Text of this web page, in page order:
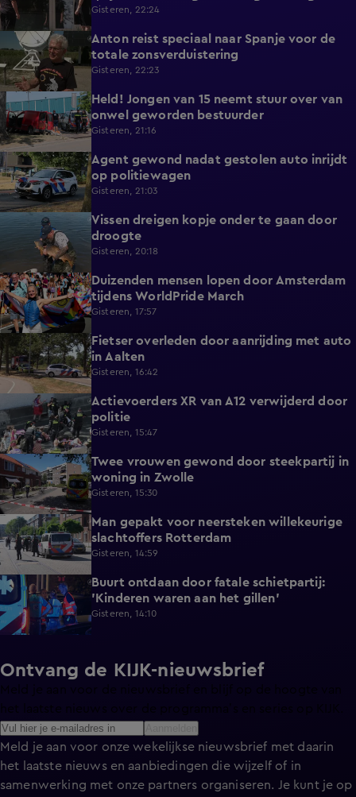
zicht op hulp
Gisteren, 22:24
1:42
Anton reist speciaal naar Spanje voor de
totale zonsverduistering
Gisteren, 22:23
0:30
Held! Jongen van 15 neemt stuur over van
onwel geworden bestuurder
Gisteren, 21:16
0:32
Agent gewond nadat gestolen auto inrijdt
op politiewagen
Gisteren, 21:03
1:20
Vissen dreigen kopje onder te gaan door
droogte
Gisteren, 20:18
0:31
Duizenden mensen lopen door Amsterdam
tijdens WorldPride March
Gisteren, 17:57
0:32
Fietser overleden door aanrijding met auto
in Aalten
Gisteren, 16:42
0:39
Actievoerders XR van A12 verwijderd door
politie
Gisteren, 15:47
0:45
Twee vrouwen gewond door steekpartij in
woning in Zwolle
Gisteren, 15:30
0:27
Man gepakt voor neersteken willekeurige
slachtoffers Rotterdam
Gisteren, 14:59
0:59
Buurt ontdaan door fatale schietpartij:
'Kinderen waren aan het gillen'
Gisteren, 14:10
Ontvang de KIJK-nieuwsbrief
Meld je aan voor onze wekelijkse nieuwsbrief met daarin
het laatste nieuws en aanbiedingen die wijzelf of in
samenwerking met onze partners organiseren. Je kunt je op